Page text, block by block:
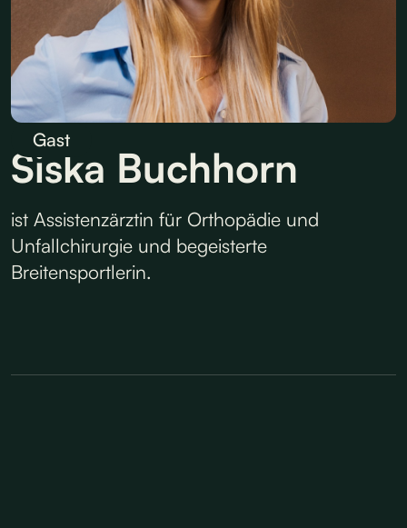
Gast
Siska Buchhorn
ist Assistenzärztin für Orthopädie und
Unfallchirurgie und begeisterte
Breitensportlerin.